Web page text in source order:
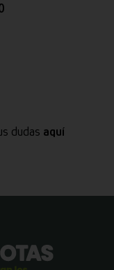
dudas aquí